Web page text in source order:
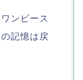
ンピース
記憶は戻